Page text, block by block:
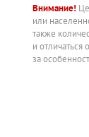
Внимание!
или
также
и отличаться
за